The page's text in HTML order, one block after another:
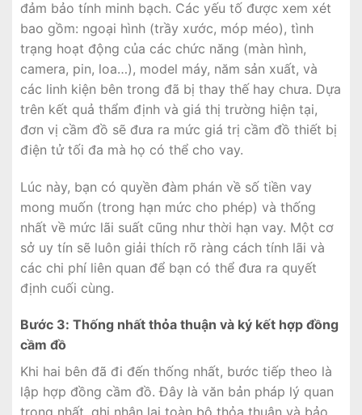
đảm bảo tính minh bạch. Các yếu tố được xem xét
bao gồm: ngoại hình (trầy xước, móp méo), tình
trạng hoạt động của các chức năng (màn hình,
camera, pin, loa…), model máy, năm sản xuất, và
các linh kiện bên trong đã bị thay thế hay chưa. Dựa
trên kết quả thẩm định và giá thị trường hiện tại,
đơn vị cầm đồ sẽ đưa ra mức giá trị cầm đồ thiết bị
điện tử tối đa mà họ có thể cho vay.
Lúc này, bạn có quyền đàm phán về số tiền vay
mong muốn (trong hạn mức cho phép) và thống
nhất về mức lãi suất cũng như thời hạn vay. Một cơ
sở uy tín sẽ luôn giải thích rõ ràng cách tính lãi và
các chi phí liên quan để bạn có thể đưa ra quyết
định cuối cùng.
Bước 3: Thống nhất thỏa thuận và ký kết hợp đồng
cầm đồ
Khi hai bên đã đi đến thống nhất, bước tiếp theo là
lập hợp đồng cầm đồ. Đây là văn bản pháp lý quan